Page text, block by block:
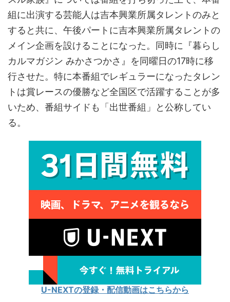
組に出演する芸能人は吉本興業所属タレントのみと
すると共に、午後パートに吉本興業所属タレントの
メイン企画を設けることになった。同時に『暮らし
カルマガジン みかさつかさ』を同曜日の17時に移
行させた。特に本番組でレギュラーになったタレン
トは賞レースの優勝など全国区で活躍することが多
いため、番組サイドも「出世番組」と公称してい
る。
U-NEXTの登録・配信動画はこちらから